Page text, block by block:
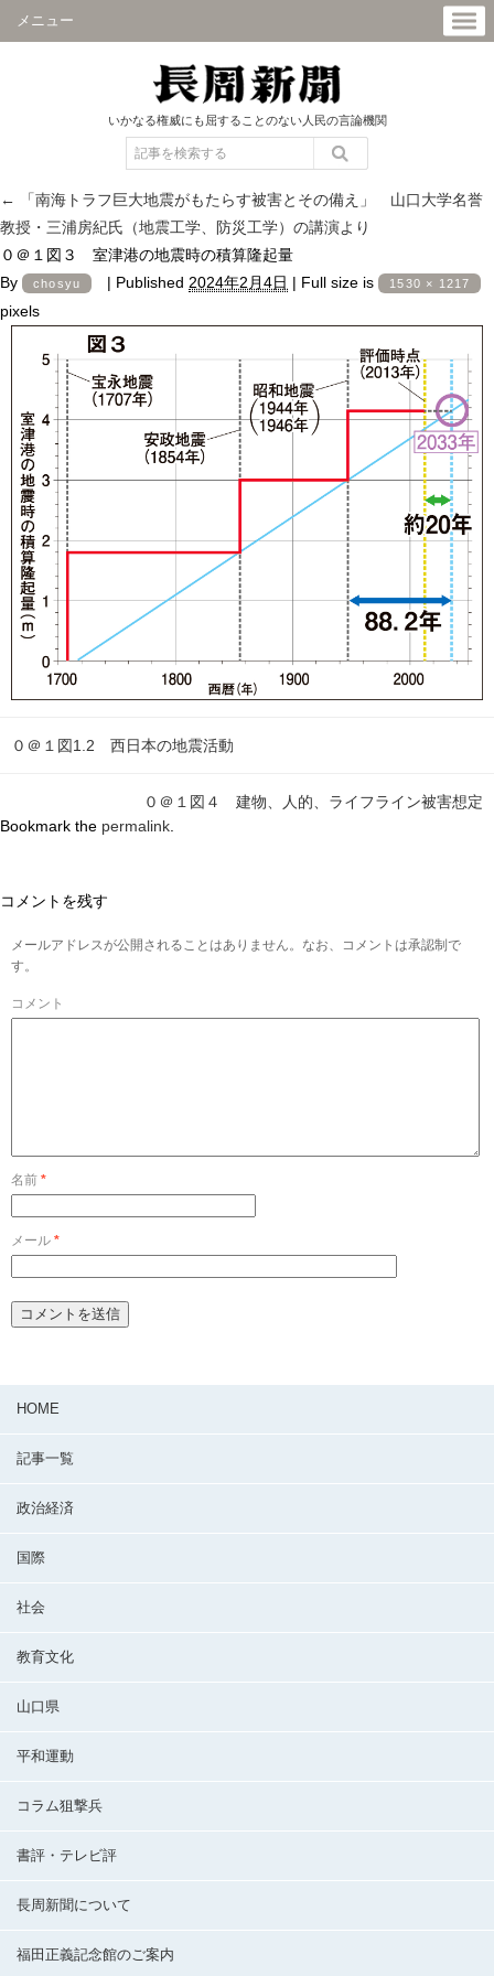
メニュー
いかなる権威にも屈することのない人民の言論機関
←
「南海トラフ巨大地震がもたらす被害とその備え」 山口大学名誉
教授・三浦房紀氏（地震工学、防災工学）の講演より
０＠１図３ 室津港の地震時の積算隆起量
By
chosyu | Published 2024年2月4日 | Full size is 1530 × 1217
pixels
０＠１図1.2 西日本の地震活動
０＠１図４ 建物、人的、ライフライン被害想定
Bookmark the permalink
コメントを残す
メールアドレスが公開されることはありません。なお、コメントは承認制で
す。
コメント
名前 *
メール *
HOME
記事一覧
政治経済
国際
社会
教育文化
山口県
平和運動
コラム狙撃兵
書評・テレビ評
長周新聞について
福田正義記念館のご案内